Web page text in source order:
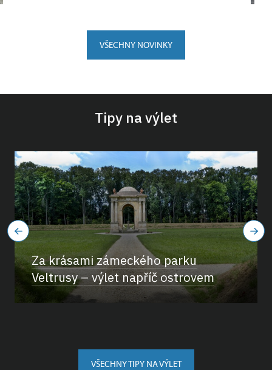
VŠECHNY NOVINKY
Tipy na výlet
Za krásami zámeckého parku
Veltrusy – výlet napříč ostrovem
VŠECHNY TIPY NA VÝLET